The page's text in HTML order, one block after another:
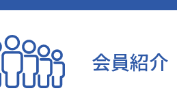
会員紹介